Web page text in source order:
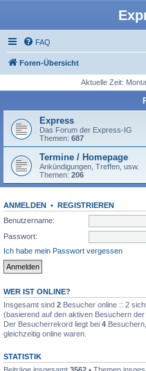
FAQ
Foren-Übersicht
Aktuelle Zeit:
Express
Das Forum der Express-IG
Themen: 687
Termine / Homepage
Ankündigungen, Treffen, usw.
Themen: 206
ANMELDEN • REGISTRIEREN
Benutzername:
Passwort:
Ich habe mein Passwort vergessen
WER IST ONLINE?
Insgesamt sind 2 Besucher online :: 2
(basierend auf den aktiven Besuchern der
Der Besucherrekord liegt bei 4
gleichzeitig online waren.
STATISTIK